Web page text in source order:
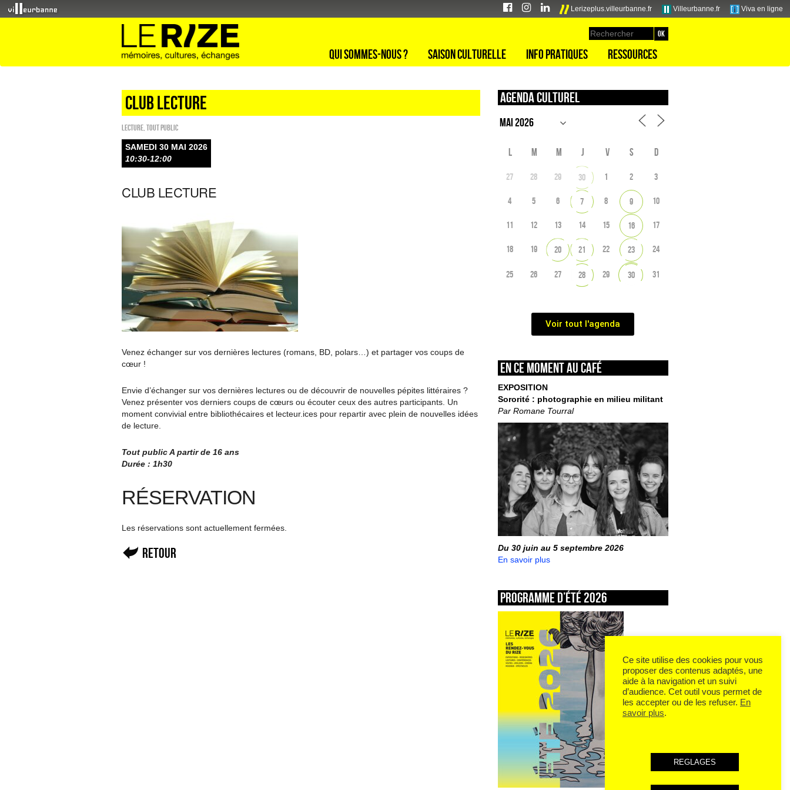
Lerizeplus.villeurbanne.fr Villeurbanne.fr Viva en ligne
Qui sommes-nous ? Saison culturelle Info pratiques Ressources
CLUB LECTURE
Lecture Tout public
SAMEDI 30 MAI 2026
10:30-12:00
CLUB LECTURE
Venez échanger sur vos dernières lectures (romans, BD, polars…) et partager vos coups de
cœur !
Envie d’échanger sur vos dernières lectures ou de découvrir de nouvelles pépites littéraires ?
Venez présenter vos derniers coups de cœurs ou écouter ceux des autres participants. Un
moment convivial entre bibliothécaires et lecteur.ices pour repartir avec plein de nouvelles idées
de lecture.
Tout public A partir de 16 ans
Durée : 1h30
RÉSERVATION
Les réservations sont actuellement fermées.
Retour
Agenda culturel
L M M J V S D
27 28 29 30 1 2 3
4 5 6 7 8 9 10
11 12 13 14 15 16 17
18 19 20 21 22 23 24
25 26 27 28 29 30 31
Voir tout l'agenda
En ce moment au café
EXPOSITION
Sororité : photographie en milieu militant
Par Romane Tourral
Du 30 juin au 5 septembre 2026
En savoir plus
Programme d’été 2026
Ce site utilise des cookies pour vous
proposer des contenus adaptés, une
aide à la navigation et un suivi
d’audience. Cet outil vous permet de
les accepter ou de les refuser. En
savoir plus.
REGLAGES